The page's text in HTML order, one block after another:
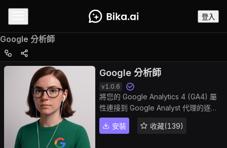
登入
Google 分析師
Google 分析師
v1.0.6
將您的 Google Analytics 4 (GA4) 屬
性連接到 Google Analyst 代理的逐步
指南。涵蓋建立 Google Cloud 服務帳
戶、啟用 Analytics Data API、授予
安裝 收藏(139)